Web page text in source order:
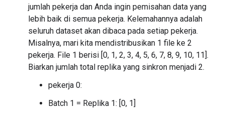
jumlah pekerja dan Anda ingin pemisahan data yang
lebih baik di semua pekerja. Kelemahannya adalah
seluruh dataset akan dibaca pada setiap pekerja.
Misalnya, mari kita mendistribusikan 1 file ke 2
pekerja. File 1 berisi [0, 1, 2, 3, 4, 5, 6, 7, 8, 9, 10, 11].
Biarkan jumlah total replika yang sinkron menjadi 2.
pekerja 0:
Batch 1 = Replika 1: [0, 1]